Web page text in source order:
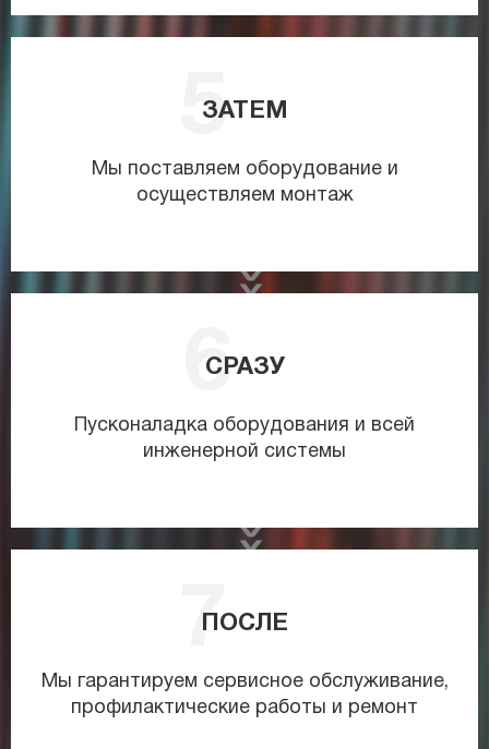
ЗАТЕМ
Мы поставляем оборудование и
осуществляем монтаж
СРАЗУ
Пусконаладка оборудования и всей
инженерной системы
ПОСЛЕ
Мы гарантируем сервисное обслуживание,
профилактические работы и ремонт